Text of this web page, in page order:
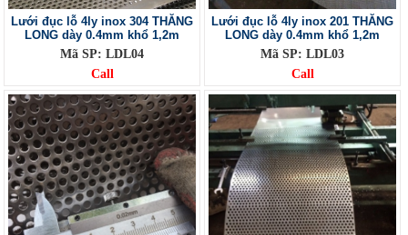
Lưới đục lỗ 4ly inox 304 THĂNG
LONG dày 0.4mm khổ 1,2m
Mã SP: LDL04
Call
Lưới đục lỗ 4ly inox 201 THĂNG
LONG dày 0.4mm khổ 1,2m
Mã SP: LDL03
Call